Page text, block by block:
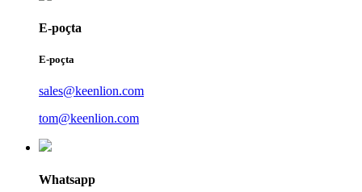
E-poçta
E-poçta
sales@keenlion.com
tom@keenlion.com
Whatsapp